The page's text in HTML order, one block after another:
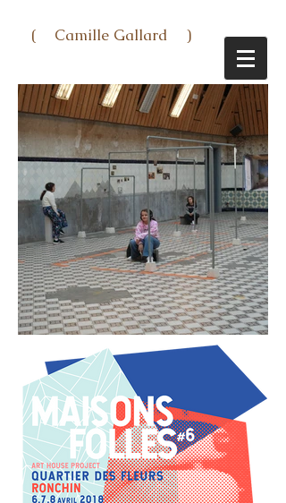
( Camille Gallard )